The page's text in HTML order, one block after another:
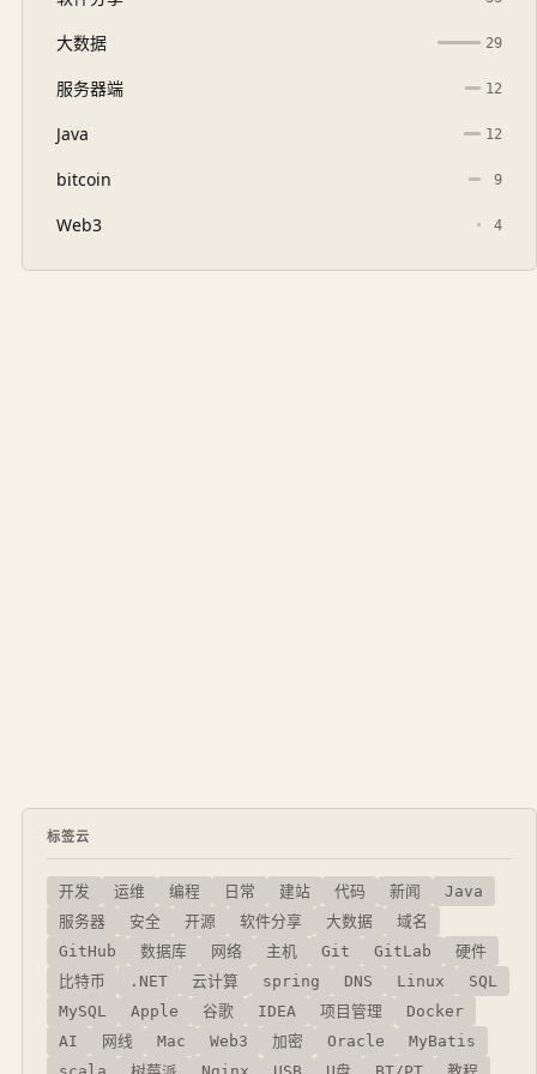
大数据 29
服务器端 12
Java 12
bitcoin 9
Web3 4
标签云
开发 运维 编程 日常 建站 代码 新闻
Java
服务器
安全 开源 软件分享 大数据
域名
GitHub
数据库 网络 主机 Git GitLab
硬件
比特币
.NET 云计算 spring DNS Linux
SQL
MySQL
Apple 谷歌 IDEA 项目管理
Docker
AI
网线 Mac Web3 加密 Oracle
MyBatis